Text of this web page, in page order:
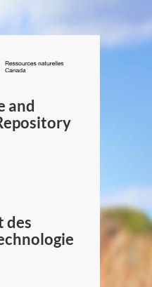
/
Canada
and
des